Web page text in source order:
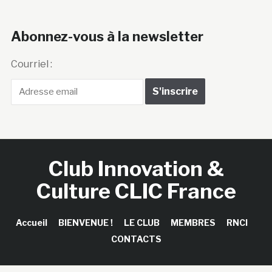
Abonnez-vous à la newsletter
Courriel :
Club Innovation &
Culture CLIC France
Accueil BIENVENUE ! LE CLUB MEMBRES
RNCI
CONTACTS